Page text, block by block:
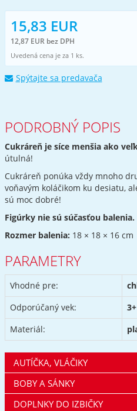
15,83 EUR
12,87 EUR bez DPH
Uvedená cena je za 1 ks.
Spýtajte sa predavača
PODROBNÝ POPIS
Cukráreň je síce menšia ako
útulná!
Cukráreň ponúka vždy mnoho
voňavým koláčikom ku desiatu,
sú moc dobré!
Figúrky nie sú súčasťou balenia.
Rozmer balenia: 18 × 18 × 16 cm
PARAMETRY
Vhodné pre:
Odporúčaný vek:
3+
Materiál:
AUTÍČKA, VLÁČIKY
BOBY A SÁNKY
DOPLNKY DO IZBIČKY